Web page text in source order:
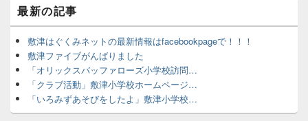
ビ
ゲ
ー
シ
ョ
ン
イ
ン
サ
イ
ー
ウ
ィ
最新の記事
敷津はぐくみネットの最新情報はfacebookpageで！！！
敷津ファイブがんばりました
「オリックスバッファローズ小学校訪問…
「クラブ活動」敷津小学校ホームページ…
「いろみずあそびをしたよ」敷津小学校…